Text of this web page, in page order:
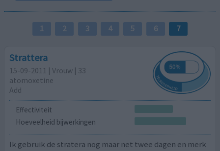
1 2 3 4 5 6 7
Strattera
15-09-2011 | Vrouw | 33
atomoxetine
Add
Effectiviteit
Hoeveelheid bijwerkingen
Ik gebruik de stratera nog maar net twee dagen en merk